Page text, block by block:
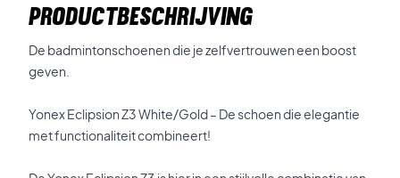
PRODUCTBESCHRIJVING
De badmintonschoenen die je zelfvertrouwen een boost
geven.
Yonex Eclipsion Z3 White/Gold – De schoen die elegantie
met functionaliteit combineert!